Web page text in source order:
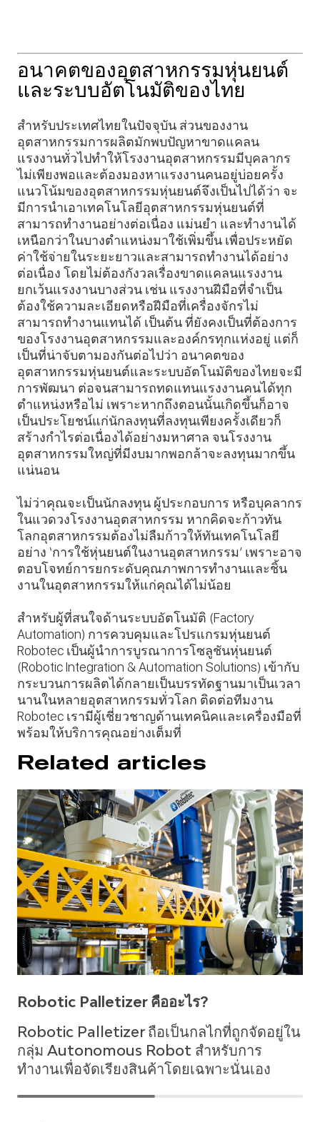
อนาคตของอุตสาหกรรมหุ่นยนต์
และระบบอัตโนมัติของไทย
สำหรับประเทศไทยในปัจจุบัน ส่วนของงาน
อุตสาหกรรมการผลิตมักพบปัญหาขาดแคลน
แรงงานทั่วไปทำให้โรงงานอุตสาหกรรมมีบุคลากร
ไม่เพียงพอและต้องมองหาแรงงานคนอยู่บ่อยครั้ง
แนวโน้มของอุตสาหกรรมหุ่นยนต์จึงเป็นไปได้ว่า จะ
มีการนำเอาเทคโนโลยีอุตสาหกรรมหุ่นยนต์ที่
สามารถทำงานอย่างต่อเนื่อง แม่นยำ และทำงานได้
เหนือกว่าในบางตำแหน่งมาใช้เพิ่มขึ้น เพื่อประหยัด
ค่าใช้จ่ายในระยะยาวและสามารถทำงานได้อย่าง
ต่อเนื่อง โดยไม่ต้องกังวลเรื่องขาดแคลนแรงงาน
ยกเว้นแรงงานบางส่วน เช่น แรงงานฝีมือที่จำเป็น
ต้องใช้ความละเอียดหรือฝีมือที่เครื่องจักรไม่
สามารถทำงานแทนได้ เป็นต้น ที่ยังคงเป็นที่ต้องการ
ของโรงงานอุตสาหกรรมและองค์กรทุกแห่งอยู่ แต่ก็
เป็นที่น่าจับตามองกันต่อไปว่า อนาคตของ
อุตสาหกรรมหุ่นยนต์และระบบอัตโนมัติของไทยจะมี
การพัฒนา ต่อจนสามารถทดแทนแรงงานคนได้ทุก
ตำแหน่งหรือไม่ เพราะหากถึงตอนนั้นเกิดขึ้นก็อาจ
เป็นประโยชน์แก่นักลงทุนที่ลงทุนเพียงครั้งเดียวก็
สร้างกำไรต่อเนื่องได้อย่างมหาศาล จนโรงงาน
อุตสาหกรรมใหญ่ที่มีงบมากพอกล้าจะลงทุนมากขึ้น
แน่นอน
ไม่ว่าคุณจะเป็นนักลงทุน ผู้ประกอบการ หรือบุคลากร
ในแวดวงโรงงานอุตสาหกรรม หากคิดจะก้าวทัน
โลกอุตสาหกรรมต้องไม่ลืมก้าวให้ทันเทคโนโลยี
อย่าง ‘การใช้หุ่นยนต์ในงานอุตสาหกรรม’ เพราะอาจ
ตอบโจทย์การยกระดับคุณภาพการทำงานและชิ้น
งานในอุตสาหกรรมให้แก่คุณได้ไม่น้อย
สำหรับผู้ที่สนใจด้านระบบอัตโนมัติ (Factory
Automation) การควบคุมและโปรแกรมหุ่นยนต์
Robotec เป็นผู้นำการบูรณาการโซลูชันหุ่นยนต์
(Robotic Integration & Automation Solutions) เข้ากับ
กระบวนการผลิตได้กลายเป็นบรรทัดฐานมาเป็นเวลา
นานในหลายอุตสาหกรรมทั่วโลก ติดต่อทีมงาน
Robotec เรามีผู้เชี่ยวชาญด้านเทคนิคและเครื่องมือที่
พร้อมให้บริการคุณอย่างเต็มที่
Related articles
Robotic Palletizer คืออะไร?
Robotic Palletizer ถือเป็นกลไกที่ถูกจัดอยู่ใน
กลุ่ม Autonomous Robot สำหรับการ
ทำงานเพื่อจัดเรียงสินค้าโดยเฉพาะนั่นเอง